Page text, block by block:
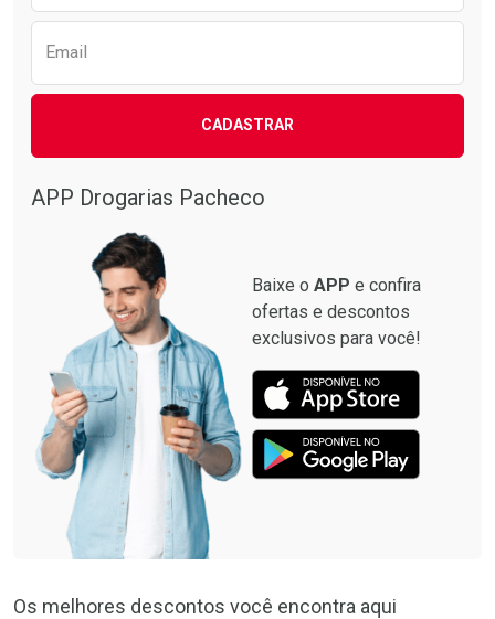
Email
CADASTRAR
APP Drogarias Pacheco
Baixe o APP e confira
ofertas e descontos
exclusivos para você!
Os melhores descontos você encontra aqui